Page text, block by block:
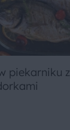
piekarniku z